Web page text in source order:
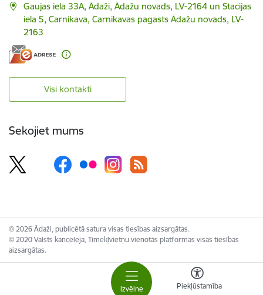
Izvēlne Piekļūstamība
Gaujas iela 33A, Ādaži, Ādažu novads, LV-2164 un Stacijas
iela 5, Carnikava, Carnikavas pagasts Ādažu novads, LV-
2163
Visi kontakti
Sekojiet mums
© 2026 Ādaži, publicētā satura visas tiesības aizsargātas.
© 2020 Valsts kanceleja, Tīmekļvietņu vienotās platformas visas tiesības
aizsargātas.